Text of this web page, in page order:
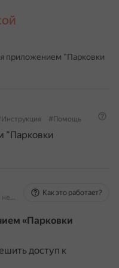
приложением ”Парковки
#Помощь
”Парковки
На основе источников, возможны неточности
Как это работает?
«Парковки
доступ к